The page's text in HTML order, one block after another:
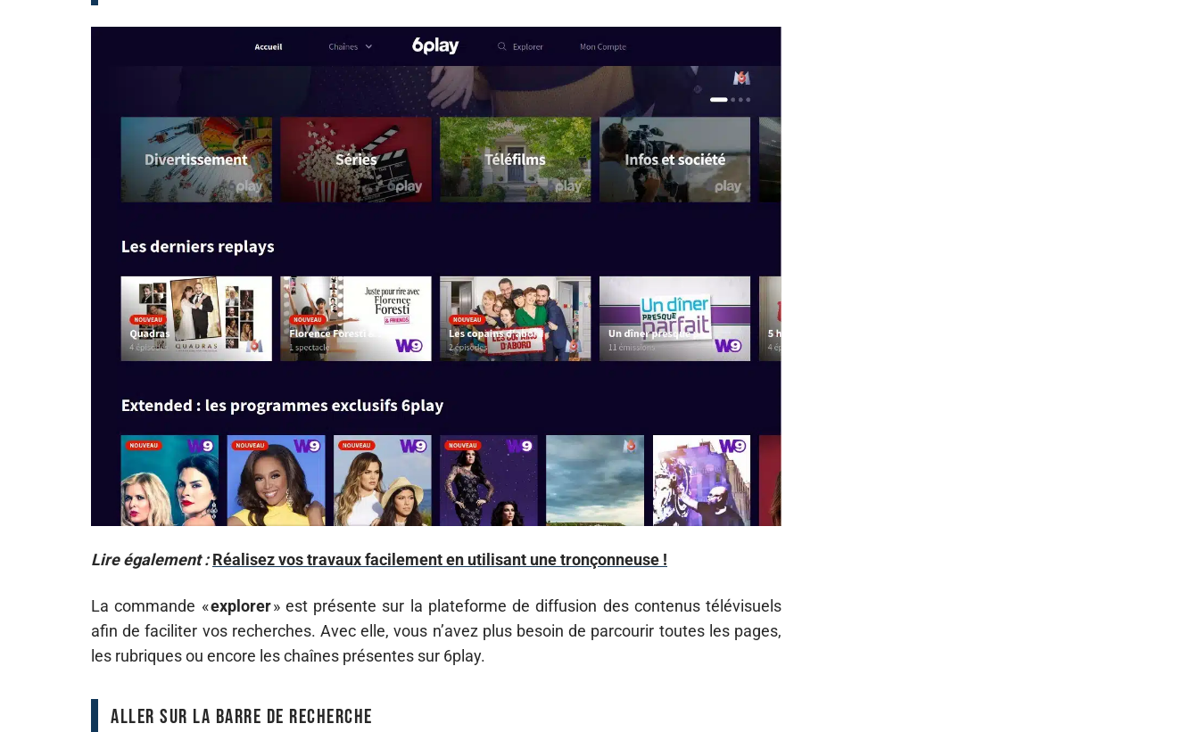
Lire également : Réalisez vos travaux facilement en utilisant une tronçonneuse !
La commande «explorer» est présente sur la plateforme de diffusion des contenus télévisuels
afin de faciliter vos recherches. Avec elle, vous n’avez plus besoin de parcourir toutes les pages,
les rubriques ou encore les chaînes présentes sur 6play.
Aller sur la barre de recherche